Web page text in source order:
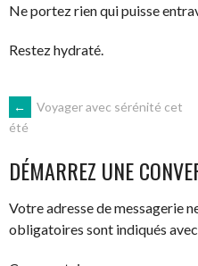
Ne portez rien qui puisse
Restez hydraté.
NAVIGATION
DES
ARTICLES
←
Voyager avec sérénité cet
été
DÉMARREZ UNE
Votre adresse de messagerie
obligatoires sont indiqués avec